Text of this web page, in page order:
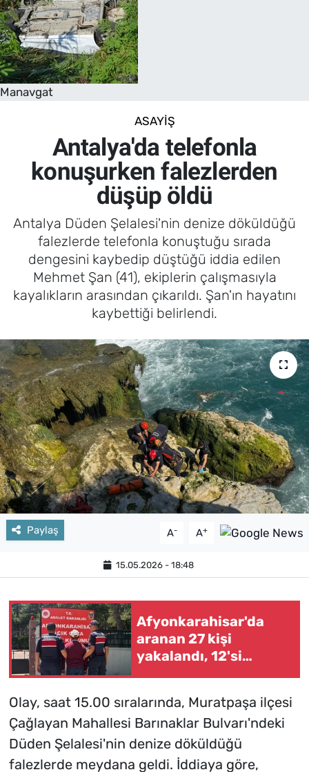
Manavgat
ASAYIŞ
Antalya'da telefonla
konuşurken falezlerden
düşüp öldü
Antalya Düden Şelalesi'nin denize döküldüğü
falezlerde telefonla konuştuğu sırada
dengesini kaybedip düştüğü iddia edilen
Mehmet Şan (41), ekiplerin çalışmasıyla
kayalıkların arasından çıkarıldı. Şan'ın hayatını
kaybettiği belirlendi.
Paylaş A- A+
15.05.2026 - 18:48
Afyonkarahisar'da
aranan 27 kişi
yakalandı, 12'si
Olay, saat 15.00 sıralarında, Muratpaşa ilçesi
Çağlayan Mahallesi Barınaklar Bulvarı'ndeki
Düden Şelalesi'nin denize döküldüğü
falezlerde meydana geldi. İddiaya göre,